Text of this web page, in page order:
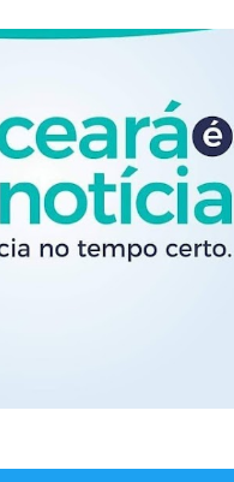
para o conteúdo principal